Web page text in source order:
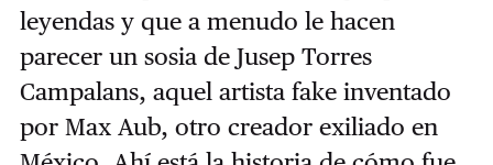
leyendas y que a menudo le hacen
parecer un sosia de Jusep Torres
Campalans, aquel artista fake inventado
por Max Aub, otro creador exiliado en